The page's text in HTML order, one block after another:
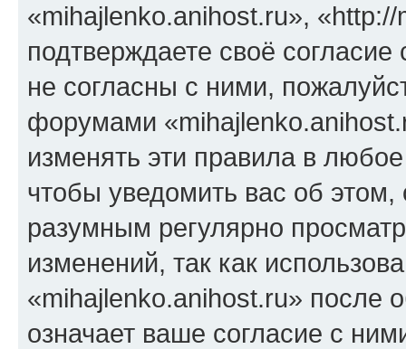
«mihajlenko.anihost.ru»,
подтверждаете своё
не согласны с ними,
форумами
изменять эти правила в
чтобы уведомить вас об
разумным регулярно
изменений, так как
«mihajlenko.anihost.ru» после
означает ваше согласие с